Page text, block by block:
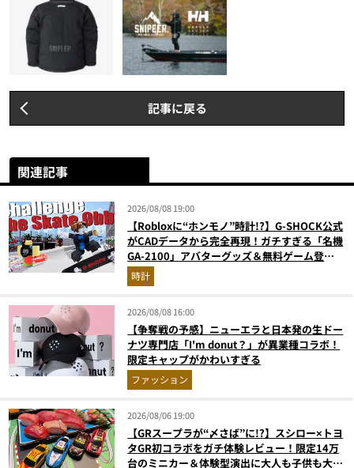
記事に戻る
関連記事
2026/08/08 19:00
【Robloxに“ホンモノ”時計!?】G-SHOCK公式
がCADデータから完全再現！ガチすぎる「名機
GA-2100」アバターグッズ＆無料ゲーム登場
が見逃せない
時計
2026/08/08 16:00
【争奪戦の予感】ニューエラと日本発の生ドー
ナツ専門店「I'm donut？」が異業種コラボ！
限定キャップがかわいすぎる
ファッション
2026/08/06 19:00
【GRスープラが“〆さば”に!?】スシロー×トヨ
タGR初コラボをガチ体験レビュー！限定14万
台のミニカー＆体験型演出に大人も子供も大興